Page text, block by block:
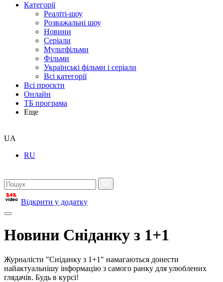
Категорії
Реаліті-шоу
Розважальні шоу
Новини
Серіали
Мультфільми
Фільми
Українські фільми і серіали
Всі категорії
Всі проєкти
Онлайн
ТБ програма
Еще
UA
RU
Відкрити у додатку
Новини Сніданку з 1+1
Журналісти "Сніданку з 1+1" намагаються донести
найактуальнішу інформацію з самого ранку для улюблених
глядачів. Будь в курсі!